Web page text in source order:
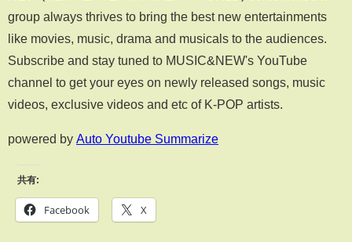
group always thrives to bring the best new entertainments
like movies, music, drama and musicals to the audiences.
Subscribe and stay tuned to MUSIC&NEW's YouTube
channel to get your eyes on newly released songs, music
videos, exclusive videos and etc of K-POP artists.
powered by Auto Youtube Summarize
共有:
Facebook X